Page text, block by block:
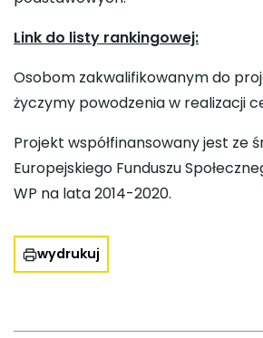
Link do listy rankingowej:
Osobom zakwalifikowanym do
życzymy powodzenia w realizacji
Projekt współfinansowany jest ze
Europejskiego Funduszu
WP na lata 2014-2020.
wydrukuj